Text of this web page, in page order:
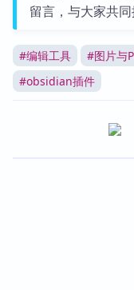
留言，与大家共同
#编辑工具 #图片与
#obsidian插件